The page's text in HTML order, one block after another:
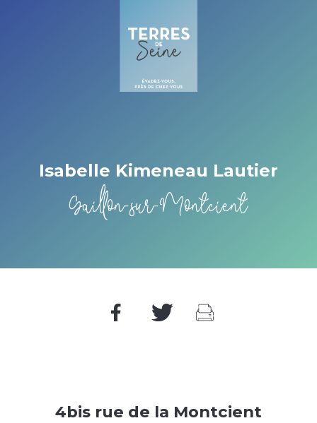
Isabelle Kimeneau Lautier
Gaillon-sur-Montcient
4bis rue de la Montcient